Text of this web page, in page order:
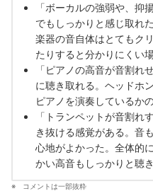
「ボーカルの強弱や、抑
でもしっかりと感じ取れ
楽器の音自体はとてもク
たりすると分かりにくい
「ピアノの高音が音割れ
に聴き取れる。ヘッドホ
ピアノを演奏しているか
「トランペットが音割れ
き抜ける感覚がある。音
心地がよかった。全体的
かい高音もしっかりと聴
コメントは一部抜粋